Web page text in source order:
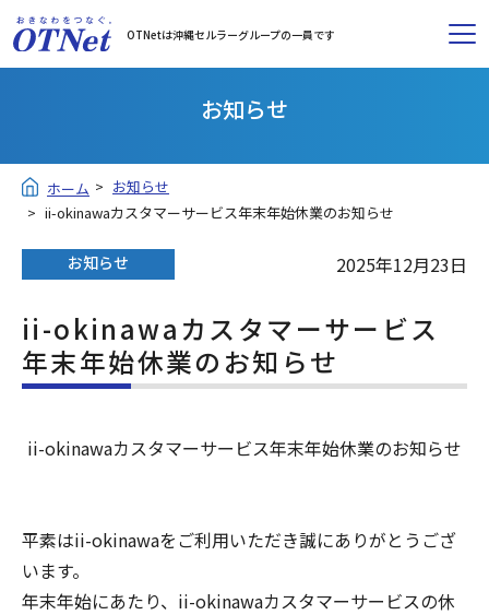
OTNetは沖縄セルラーグループの一員です
お知らせ
ホーム
お知らせ
ii-okinawaカスタマーサービス年末年始休業のお知らせ
お知らせ 2025年12月23日
ii-okinawaカスタマーサービス
年末年始休業のお知らせ
ii-okinawaカスタマーサービス年末年始休業のお知らせ
平素はii-okinawaをご利用いただき誠にありがとうござ
います。
年末年始にあたり、ii-okinawaカスタマーサービスの休